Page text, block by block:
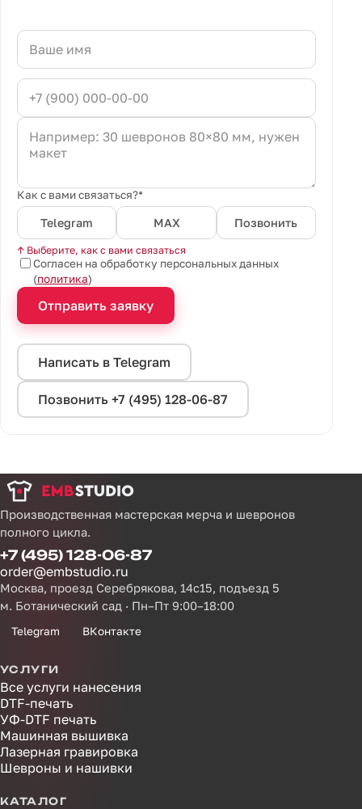
Как с вами связаться?*
Telegram MAX Позвонить
↑ Выберите, как с вами связаться
Согласен на обработку персональных данных
(политика)
Отправить заявку
Написать в Telegram
Позвонить +7 (495) 128-06-87
Производственная мастерская мерча и шевронов
полного цикла.
+7 (495) 128-06-87
order@embstudio.ru
Москва, проезд Серебрякова, 14с15, подъезд 5
м. Ботанический сад · Пн–Пт 9:00–18:00
Telegram ВКонтакте
УСЛУГИ
Все услуги нанесения
DTF-печать
УФ-DTF печать
Машинная вышивка
Лазерная гравировка
Шевроны и нашивки
КАТАЛОГ